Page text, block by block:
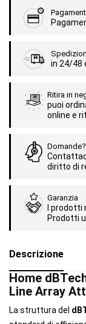
in 24/48
Ritira in
puoi
online e
Domande?
diritto di
Garanzia
I prodotti
Prodotti
Descrizione
Home
Line Array
La struttura del